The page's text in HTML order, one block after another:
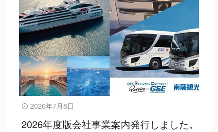
2026年7月8日
2026年度版会社事業案内発行しました。